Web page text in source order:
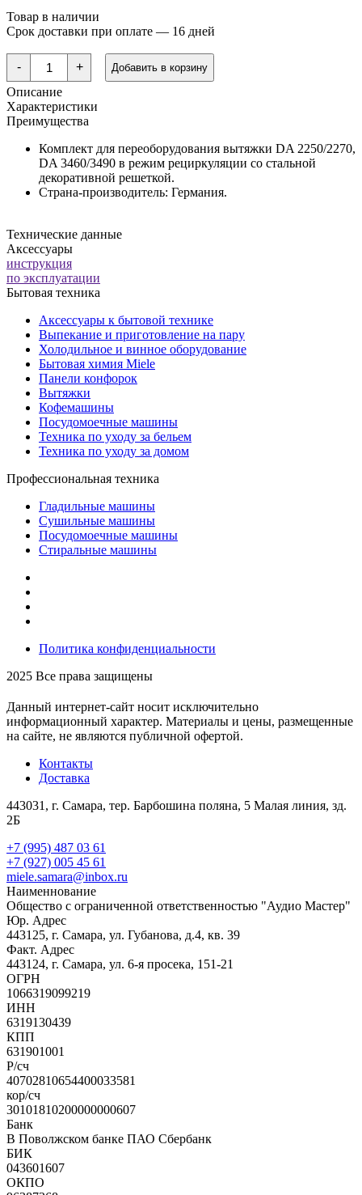
Товар в наличии
Срок доставки при оплате — 16 дней
-
Количество
товара
Комплект
для
переоборудования
встраиваемых
DUU
151
+ Добавить в корзину
Описание
Характеристики
Преимущества
Комплект для переоборудования вытяжки DA 2250/2270,
DA 3460/3490 в режим рециркуляции со стальной
декоративной решеткой.
Страна-производитель: Германия.
Технические данные
Аксессуары
инструкция
по эксплуатации
Бытовая техника
Аксессуары к бытовой технике
Выпекание и приготовление на пару
Холодильное и винное оборудование
Бытовая химия Miele
Панели конфорок
Вытяжки
Кофемашины
Посудомоечные машины
Техника по уходу за бельем
Техника по уходу за домом
Профессиональная техника
Гладильные машины
Сушильные машины
Посудомоечные машины
Стиральные машины
Политика конфиденциальности
2025 Все права защищены
Данный интернет-сайт носит исключительно
информационный характер. Материалы и цены, размещенные
на сайте, не являются публичной офертой.
Контакты
Доставка
443031, г. Самара, тер. Барбошина поляна, 5 Малая линия, зд.
2Б
+7 (995) 487 03 61
+7 (927) 005 45 61
miele.samara@inbox.ru
Наименнование
Общество с ограниченной ответственностью "Аудио Мастер"
Юр. Адрес
443125, г. Самара, ул. Губанова, д.4, кв. 39
Факт. Адрес
443124, г. Самара, ул. 6-я просека, 151-21
ОГРН
1066319099219
ИНН
6319130439
КПП
631901001
Р/сч
40702810654400033581
кор/сч
30101810200000000607
Банк
В Поволжском банке ПАО Сбербанк
БИК
043601607
ОКПО